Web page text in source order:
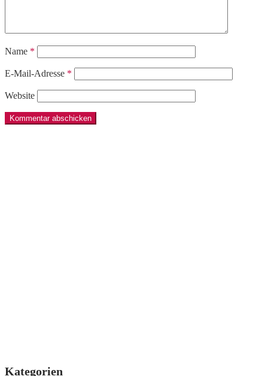
Name *
E-Mail-Adresse *
Website
Kategorien